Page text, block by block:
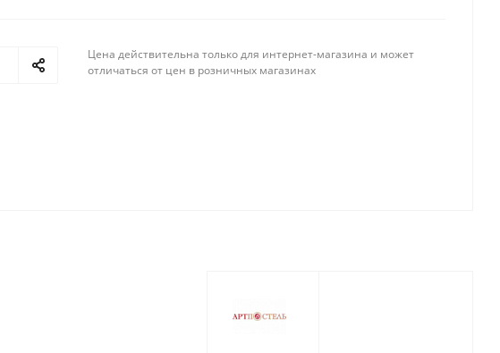
Цена действительна только для интернет-магазина и может
отличаться от цен в розничных магазинах